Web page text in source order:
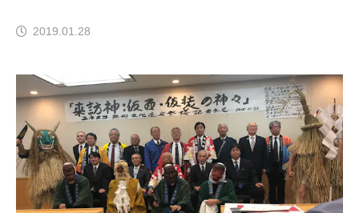
2019.01.28